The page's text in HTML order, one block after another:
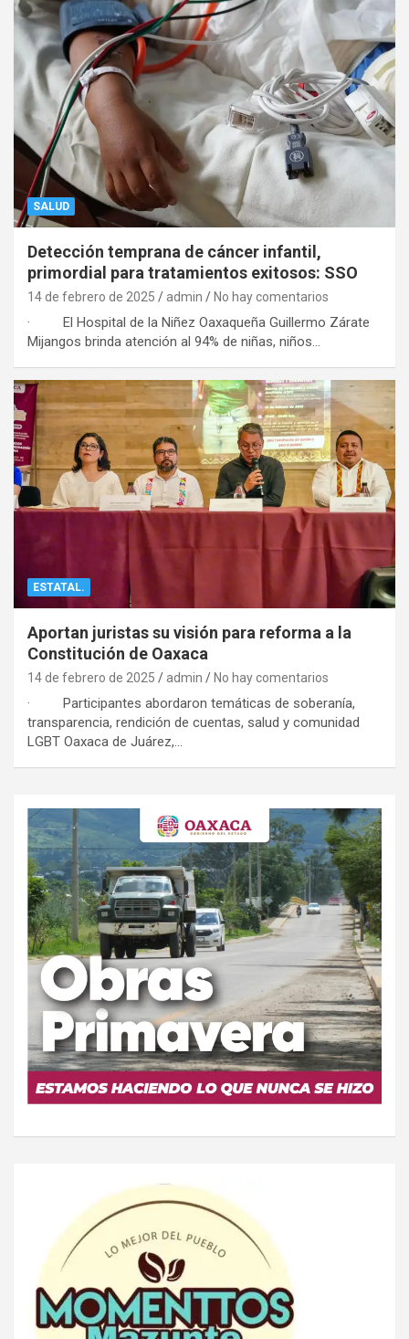
SALUD
Detección temprana de cáncer infantil,
primordial para tratamientos exitosos: SSO
14 de febrero de 2025 admin No hay comentarios
· El Hospital de la Niñez Oaxaqueña Guillermo Zárate
Mijangos brinda atención al 94% de niñas, niños…
ESTATAL.
Aportan juristas su visión para reforma a la
Constitución de Oaxaca
14 de febrero de 2025 admin No hay comentarios
· Participantes abordaron temáticas de soberanía,
transparencia, rendición de cuentas, salud y comunidad
LGBT Oaxaca de Juárez,…